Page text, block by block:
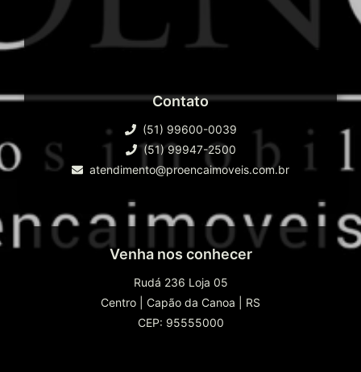
Contato
(51) 99600-0039
(51) 99947-2500
atendimento@proencaimoveis.com.br
Venha nos conhecer
Rudá 236 Loja 05
Centro
Capão da Canoa
RS
CEP: 95555000